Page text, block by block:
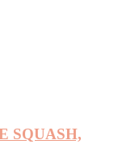
SQUASH,